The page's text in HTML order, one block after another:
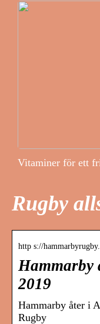
Vitaminer för ett
Rugby
http s://
Hammarby
2019
Hammarby åter i
Rugby